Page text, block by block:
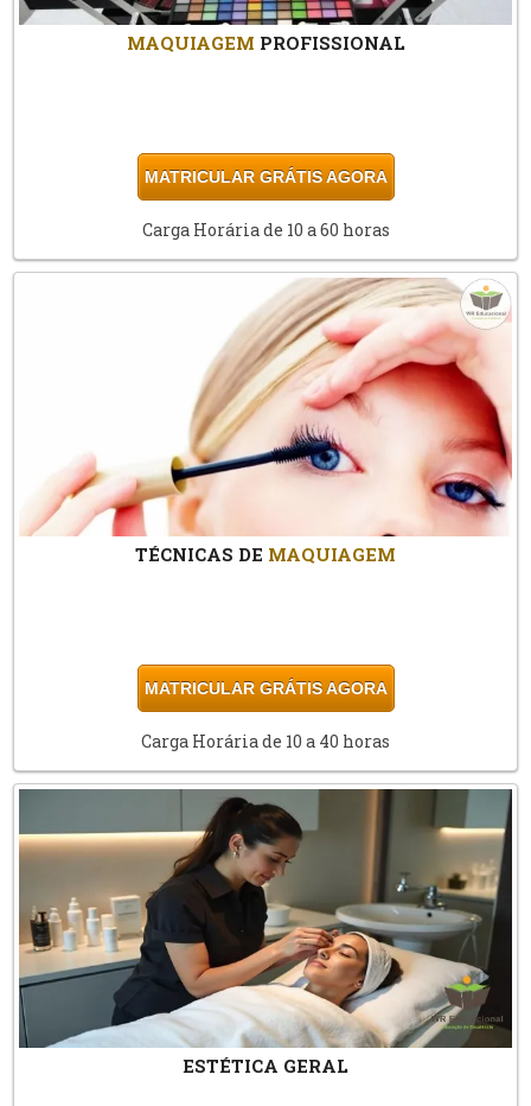
MAQUIAGEM PROFISSIONAL
MATRICULAR GRÁTIS AGORA
Carga Horária de 10 a 60 horas
TÉCNICAS DE MAQUIAGEM
MATRICULAR GRÁTIS AGORA
Carga Horária de 10 a 40 horas
ESTÉTICA GERAL